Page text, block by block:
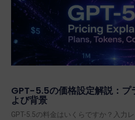
GPT-5.5の価格設定解説：プ
よび背景
GPT-5.5の料金はいくらですか？入力